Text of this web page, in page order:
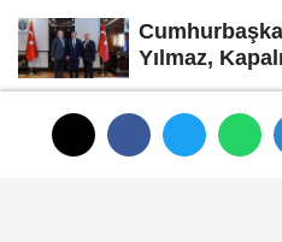
Yılmaz,
Alarm Zilleri
Sektörü